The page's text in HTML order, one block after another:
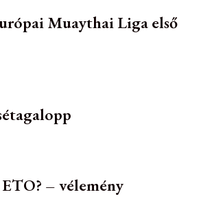
Muaythai Liga első
– vélemény